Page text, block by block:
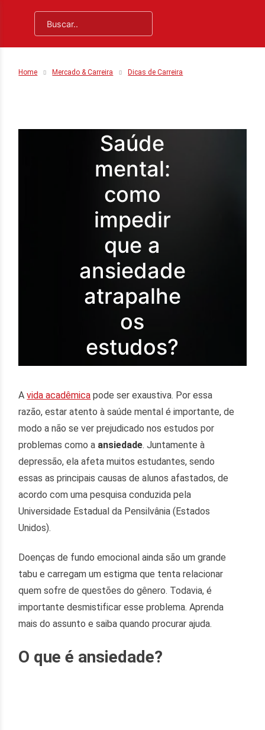
Home Mercado & Carreira Dicas de Carreira
Saúde
mental:
como
impedir
que a
ansiedade
atrapalhe
os
estudos?
Avida acadêmica pode ser exaustiva. Por essa
razão, estar atento à saúde mental é importante, de
modo a não se ver prejudicado nos estudos por
problemas como a ansiedade. Juntamente à
depressão, ela afeta muitos estudantes, sendo
essas as principais causas de alunos afastados, de
acordo com uma pesquisa conduzida pela
Universidade Estadual da Pensilvânia (Estados
Unidos).
Doenças de fundo emocional ainda são um grande
tabu e carregam um estigma que tenta relacionar
quem sofre de questões do gênero. Todavia, é
importante desmistificar esse problema. Aprenda
mais do assunto e saiba quando procurar ajuda.
O que é ansiedade?